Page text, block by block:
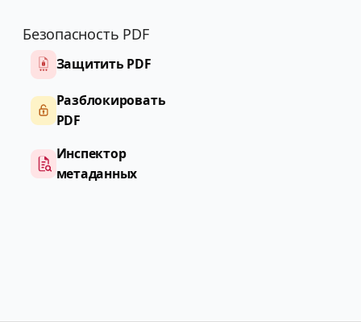
Безопасность PDF
Защитить PDF
Разблокировать
PDF
Инспектор
метаданных